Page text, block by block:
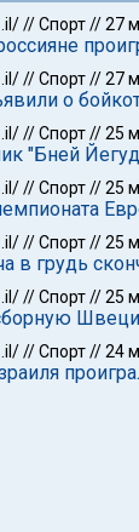
//Спорт//27
//Спорт//27
о
//Спорт//25
"Бней
//Спорт//25
//Спорт//25
в грудь
//Спорт//25
//Спорт//24